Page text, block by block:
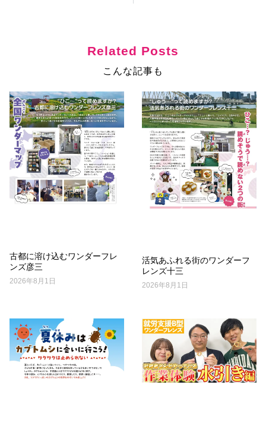
Related Posts
こんな記事も
古都に溶け込むワンダーフレ
ンズ彦三
2026年8月1日
活気あふれる街のワンダーフ
レンズ十三
2026年8月1日